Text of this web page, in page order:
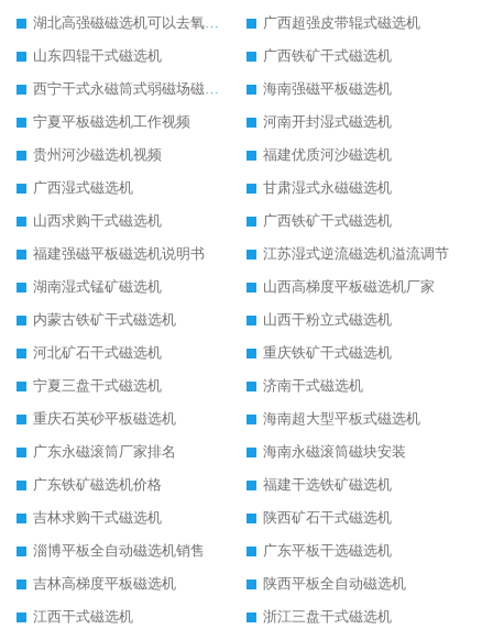
湖北高强磁磁选机可以去氧化铝
广西超强皮带辊式磁选机
山东四辊干式磁选机
广西铁矿干式磁选机
西宁干式永磁筒式弱磁场磁选机结构图
海南强磁平板磁选机
宁夏平板磁选机工作视频
河南开封湿式磁选机
贵州河沙磁选机视频
福建优质河沙磁选机
广西湿式磁选机
甘肃湿式永磁磁选机
山西求购干式磁选机
广西铁矿干式磁选机
福建强磁平板磁选机说明书
江苏湿式逆流磁选机溢流调节
湖南湿式锰矿磁选机
山西高梯度平板磁选机厂家
内蒙古铁矿干式磁选机
山西干粉立式磁选机
河北矿石干式磁选机
重庆铁矿干式磁选机
宁夏三盘干式磁选机
济南干式磁选机
重庆石英砂平板磁选机
海南超大型平板式磁选机
广东永磁滚筒厂家排名
海南永磁滚筒磁块安装
广东铁矿磁选机价格
福建干选铁矿磁选机
吉林求购干式磁选机
陕西矿石干式磁选机
淄博平板全自动磁选机销售
广东平板干选磁选机
吉林高梯度平板磁选机
陕西平板全自动磁选机
江西干式磁选机
浙江三盘干式磁选机